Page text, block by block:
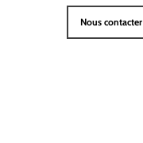
Nous contacter